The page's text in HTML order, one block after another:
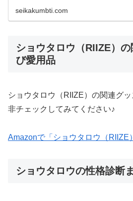
seikakumbti.com
ショウタロウ（RIIZE）
び愛用品
ショウタロウ（RIIZE）の関連グ
非チェックしてみてください♪
Amazonで「ショウタロウ（RIIZE
ショウタロウの性格診断